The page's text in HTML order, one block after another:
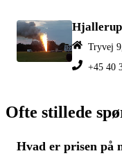
Tryvej
+45 40
Ofte stillede
Hvad er prisen på